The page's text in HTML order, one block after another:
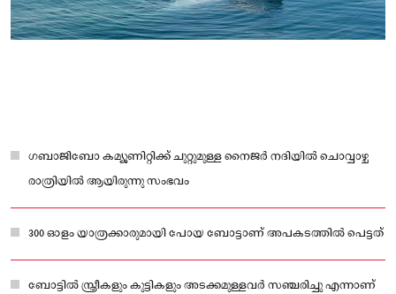
ഗബാജിബോ കമ്യൂണിറ്റിക്ക് ചുറ്റുമുള്ള നൈജർ നദിയില്‍ ചൊവ്വാഴ്ച
രാത്രിയിൽ ആയിരുന്നു സംഭവം
300 ഓളം യാത്രക്കാരുമായി പോയ ബോട്ടാണ് അപകടത്തിൽ പെട്ടത്
ബോട്ടിൽ സ്ത്രീകളും കുട്ടികളും അടക്കമുള്ളവർ സഞ്ചരിച്ചു എന്നാണ്